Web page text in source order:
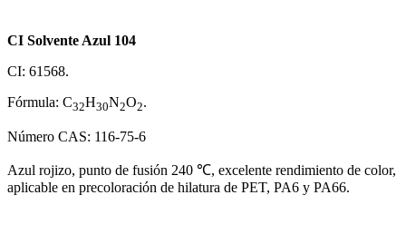
CI Solvente Azul 104
CI: 61568.
Fórmula: C32H30N2O2.
Número CAS: 116-75-6
Azul rojizo, punto de fusión 240 ℃, excelente rendimiento de color,
aplicable en precoloración de hilatura de PET, PA6 y PA66.